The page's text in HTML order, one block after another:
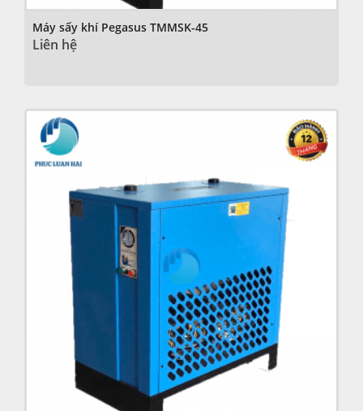
Máy sấy khí Pegasus TMMSK-45
Liên hệ